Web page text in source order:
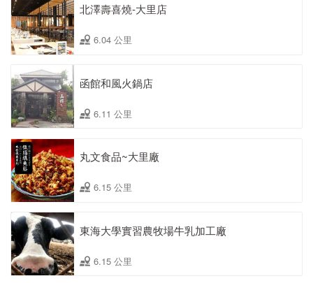
北澤壽喜燒-大里店
6.04 公里
函館和風火鍋店
6.11 公里
丸文食品~大里廠
6.15 公里
東海大學實習農牧場牛乳加工廠
6.15 公里